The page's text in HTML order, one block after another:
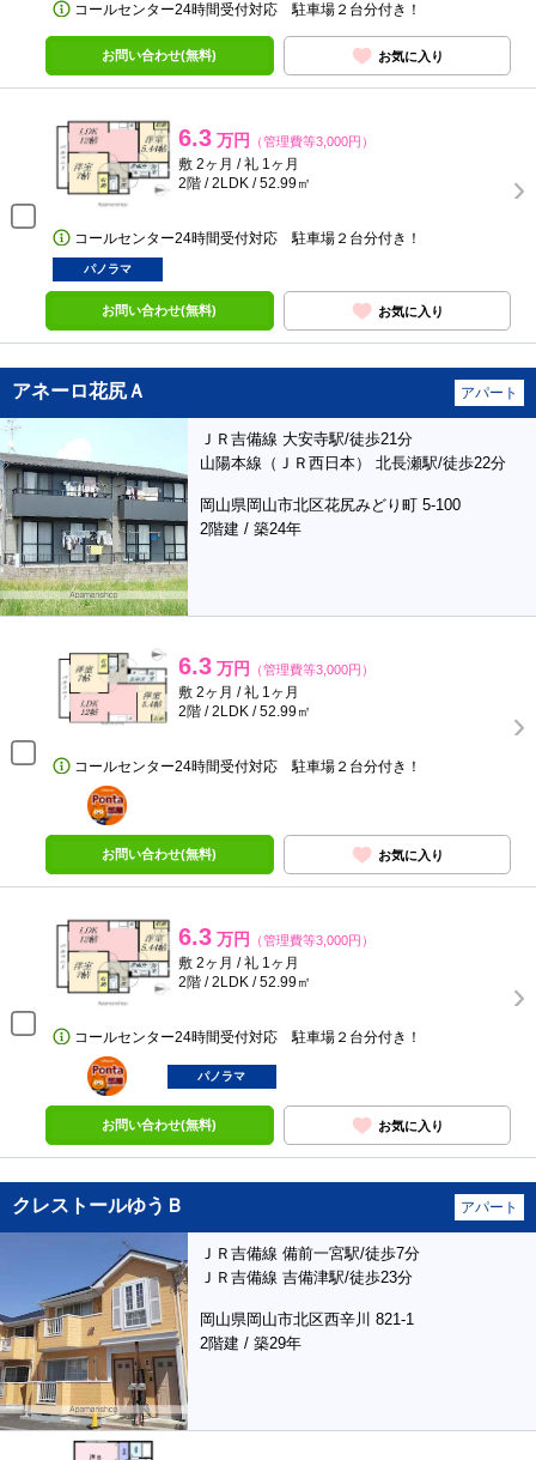
コールセンター24時間受付対応 駐車場２台分付き！
お問い合わせ(無料) お気に入り
6.3 万円 （管理費等3,000円）
敷 2ヶ月 / 礼 1ヶ月
2階 / 2LDK / 52.99㎡
コールセンター24時間受付対応 駐車場２台分付き！
パノラマ
お問い合わせ(無料) お気に入り
アネーロ花尻Ａ アパート
ＪＲ吉備線 大安寺駅/徒歩21分
山陽本線（ＪＲ西日本） 北長瀬駅/徒歩22分
岡山県岡山市北区花尻みどり町 5-100
2階建 / 築24年
6.3 万円 （管理費等3,000円）
敷 2ヶ月 / 礼 1ヶ月
2階 / 2LDK / 52.99㎡
コールセンター24時間受付対応 駐車場２台分付き！
ポンタ
部屋
お問い合わせ(無料) お気に入り
6.3 万円 （管理費等3,000円）
敷 2ヶ月 / 礼 1ヶ月
2階 / 2LDK / 52.99㎡
コールセンター24時間受付対応 駐車場２台分付き！
ポンタ
部屋
パノラマ
お問い合わせ(無料) お気に入り
クレストールゆうＢ アパート
ＪＲ吉備線 備前一宮駅/徒歩7分
ＪＲ吉備線 吉備津駅/徒歩23分
岡山県岡山市北区西辛川 821-1
2階建 / 築29年